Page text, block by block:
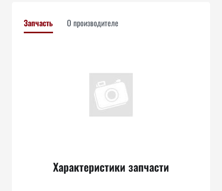
Запчасть О производителе
Характеристики запчасти